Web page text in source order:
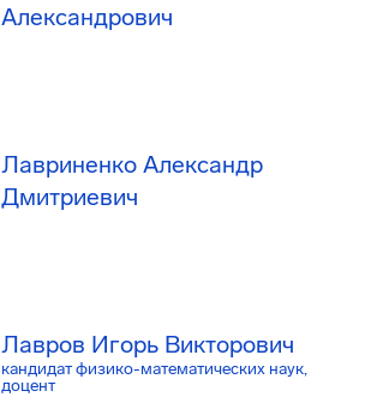
Александрович
Лавриненко Александр
Дмитриевич
Лавров Игорь Викторович
кандидат физико-математических наук,
доцент